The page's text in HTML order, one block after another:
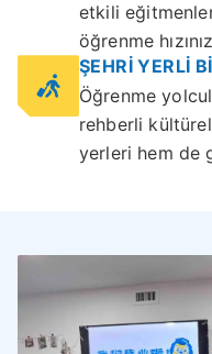
etkili
öğrenme
ŞEHRİ YERLİ
Öğrenme
rehberli
yerleri hem de